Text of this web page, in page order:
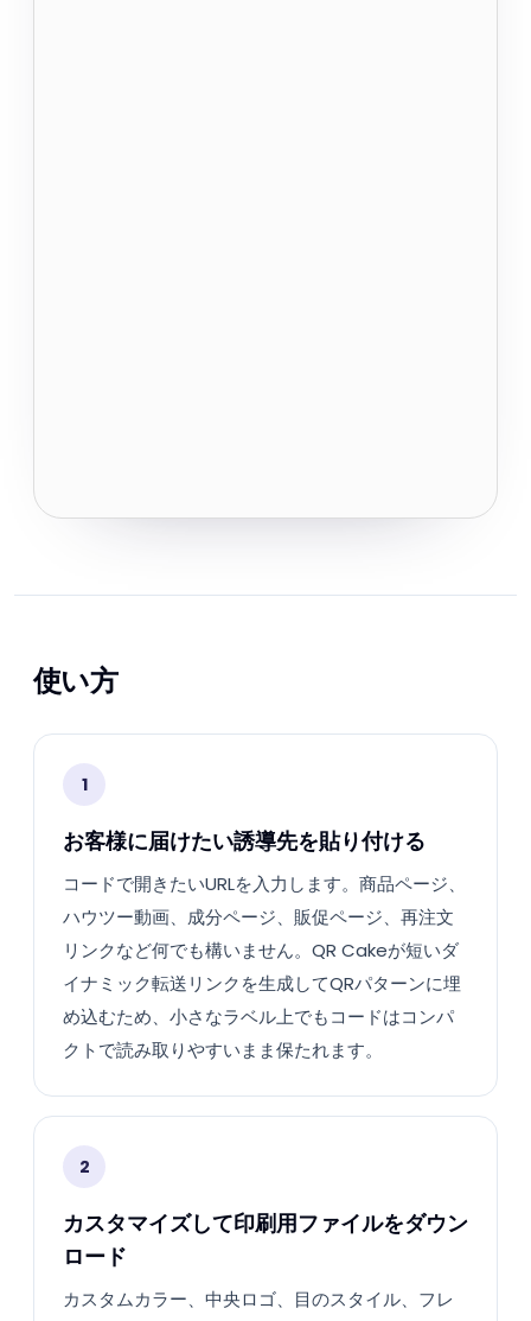
使い方
1
お客様に届けたい誘導先を貼り付ける
コードで開きたいURLを入力します。商品ページ、
ハウツー動画、成分ページ、販促ページ、再注文
リンクなど何でも構いません。QR Cakeが短いダ
イナミック転送リンクを生成してQRパターンに埋
め込むため、小さなラベル上でもコードはコンパ
クトで読み取りやすいまま保たれます。
2
カスタマイズして印刷用ファイルをダウン
ロード
カスタムカラー、中央ロゴ、目のスタイル、フレ